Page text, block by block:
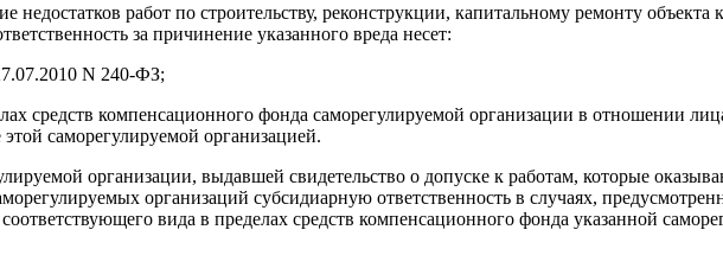
работ по строительству, реконструкции, капитальному ремонту объекта
за причинение указанного вреда несет:
N 240-ФЗ;
средств компенсационного фонда саморегулируемой организации в отношении
саморегулируемой организацией.
организации, выдавшей свидетельство о допуске к работам, которые
организаций субсидиарную ответственность в случаях,
вида в пределах средств компенсационного фонда указанной